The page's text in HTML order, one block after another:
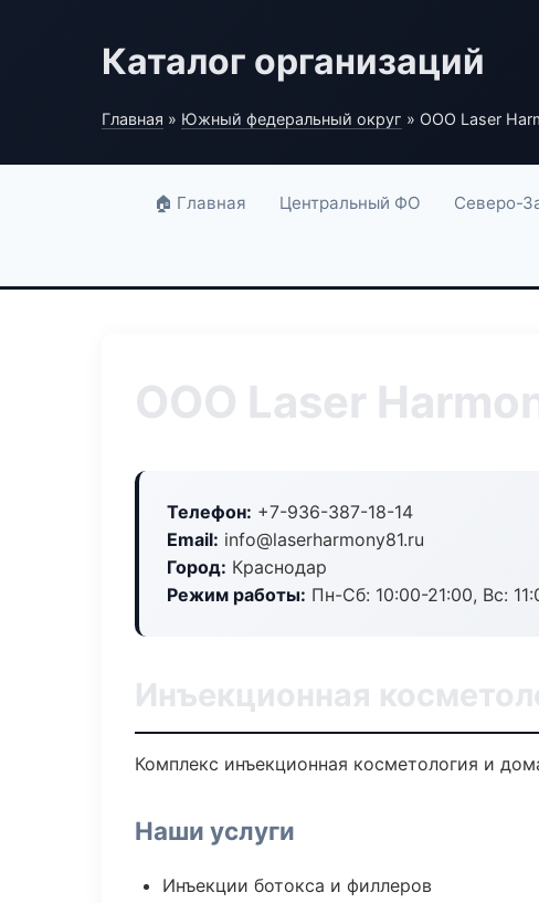
Каталог организаций
Главная » Южный федеральный округ » ООО Laser
🏠 Главная Центральный ФО Северо-
ООО Laser
Телефон: +7-936-387-18-14
Email: info@laserharmony81.ru
Город: Краснодар
Режим работы: Пн-Сб: 10:00-21:00, Вс:
Инъекционная
Комплекс инъекционная косметология и
Наши услуги
Инъекции ботокса и филлеров